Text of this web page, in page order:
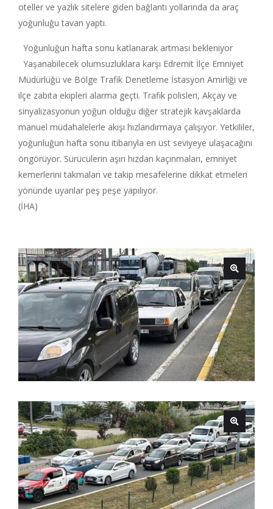
oteller ve yazlık sitelere giden bağlantı yollarında da araç
yoğunluğu tavan yaptı.
Yoğunluğun hafta sonu katlanarak artması bekleniyor
Yaşanabilecek olumsuzluklara karşı Edremit İlçe Emniyet
Müdürlüğü ve Bölge Trafik Denetleme İstasyon Amirliği ve
ilçe zabıta ekipleri alarma geçti. Trafik polisleri, Akçay ve
sinyalizasyonun yoğun olduğu diğer stratejik kavşaklarda
manuel müdahalelerle akışı hızlandırmaya çalışıyor. Yetkililer,
yoğunluğun hafta sonu itibarıyla en üst seviyeye ulaşacağını
öngörüyor. Sürücülerin aşırı hızdan kaçınmaları, emniyet
kemerlerini takmaları ve takip mesafelerine dikkat etmeleri
yönünde uyarılar peş peşe yapılıyor.
(İHA)